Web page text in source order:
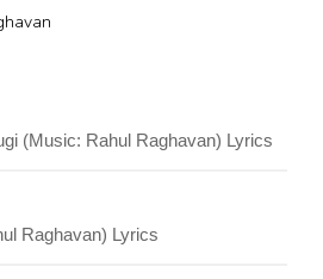
(Music: Rahul Raghavan) Lyrics
Raghavan) Lyrics
SUBMIT
Login With Google